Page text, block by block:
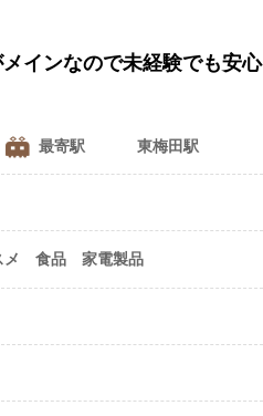
インなので未経験でも安心
最寄駅 東梅田駅
コスメ 食品 家電製品